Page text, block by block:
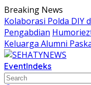
Skip
to
content
Breaking News
Kolaborasi Polda DIY
Pengabdian
Keluarga Alumni
EventIndeks